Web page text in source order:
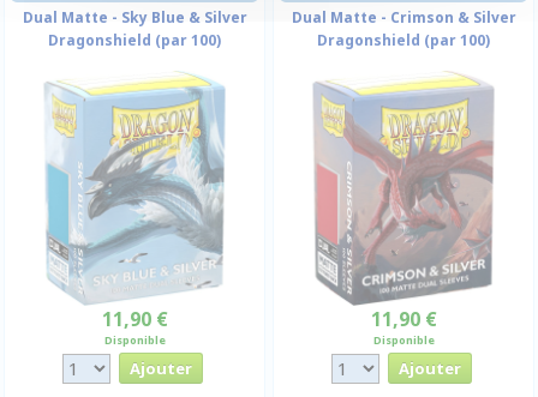
Dual Matte - Sky Blue & Silver
Dragonshield (par 100)
11,90 €
Disponible
Dual Matte - Crimson & Silver
Dragonshield (par 100)
11,90 €
Disponible